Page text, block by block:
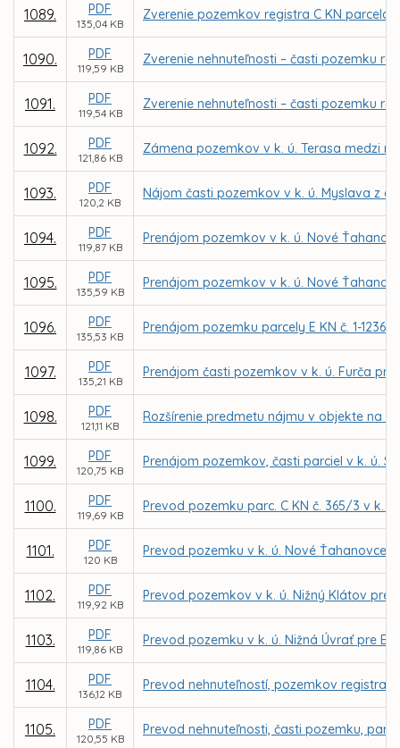
1089. PDF
135,04 KB
Zverenie pozemkov registra C KN parcela
1090. PDF
119,59 KB
Zverenie nehnuteľnosti – časti pozemku
1091. PDF
119,54 KB
Zverenie nehnuteľnosti – časti pozemku
1092. PDF
121,86 KB
Zámena pozemkov v k. ú. Terasa medzi
1093. PDF
120,2 KB
Nájom časti pozemkov v k. ú. Myslava z
1094. PDF
119,87 KB
Prenájom pozemkov v k. ú. Nové
1095. PDF
135,59 KB
Prenájom pozemkov v k. ú. Nové
1096. PDF
135,53 KB
Prenájom pozemku parcely E KN č. 1-
1097. PDF
135,21 KB
Prenájom časti pozemkov v k. ú. Furča
1098. PDF
121,11 KB
Rozšírenie predmetu nájmu v objekte na
1099. PDF
120,75 KB
Prenájom pozemkov, časti parciel v k. ú.
1100. PDF
119,69 KB
Prevod pozemku parc. C KN č. 365/3 v k.
1101. PDF
120 KB
Prevod pozemku v k. ú. Nové Ťahanovce
1102. PDF
119,92 KB
Prevod pozemkov v k. ú. Nižný Klátov
1103. PDF
119,86 KB
Prevod pozemku v k. ú. Nižná Úvrať pre
1104. PDF
136,12 KB
Prevod nehnuteľností, pozemkov registra
1105. PDF
120,55 KB
Prevod nehnuteľnosti, časti pozemku,